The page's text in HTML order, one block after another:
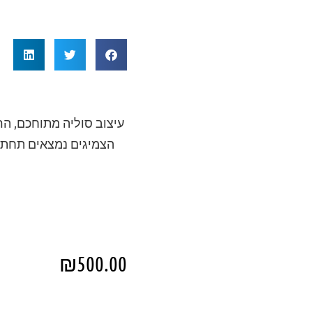
הצמיגים נמצאים תחת
₪500.00